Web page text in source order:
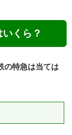
くら？
の特急は当ては